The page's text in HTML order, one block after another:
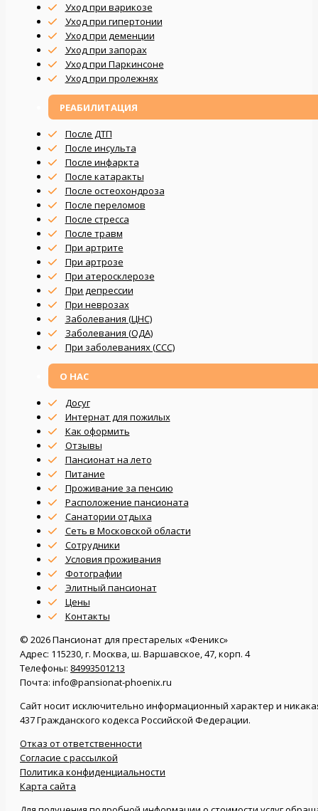
Уход при варикозе
Уход при гипертонии
Уход при деменции
Уход при запорах
Уход при Паркинсоне
Уход при пролежнях
РЕАБИЛИТАЦИЯ
После ДТП
После инсульта
После инфаркта
После катаракты
После остеохондроза
После переломов
После стресса
После травм
При артрите
При артрозе
При атеросклерозе
При депрессии
При неврозах
Заболевания (ЦНС)
Заболевания (ОДА)
При заболеваниях (CCC)
О НАС
Досуг
Интернат для пожилых
Как оформить
Отзывы
Пансионат на лето
Питание
Проживание за пенсию
Расположение пансионата
Санатории отдыха
Сеть в Московской области
Сотрудники
Условия проживания
Фотографии
Элитный пансионат
Цены
Контакты
© 2026 Пансионат для престарелых «Феникс»
Адрес: 115230, г. Москва, ш. Варшавское, 47, корп. 4
Телефоны: 84993501213
Почта: info@pansionat-phoenix.ru
Сайт носит исключительно информационный характер и
437 Гражданского кодекса Российской Федерации.
Отказ от ответственности
Согласие с рассылкой
Политика конфиденциальности
Карта сайта